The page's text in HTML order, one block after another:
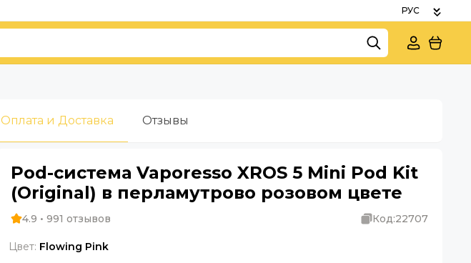
Оплата и Доставка Отзывы
Pod-система Vaporesso XROS 5 Mini Pod Kit
(Original) в перламутрово розовом цвете
4.9 • 991 отзывов Код:22707
Цвет: Flowing Pink